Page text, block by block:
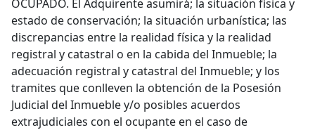
OCUPADO. El Adquirente asumirá; la situación física y
estado de conservación; la situación urbanística; las
discrepancias entre la realidad física y la realidad
registral y catastral o en la cabida del Inmueble; la
adecuación registral y catastral del Inmueble; y los
tramites que conlleven la obtención de la Posesión
Judicial del Inmueble y/o posibles acuerdos
extrajudiciales con el ocupante en el caso de